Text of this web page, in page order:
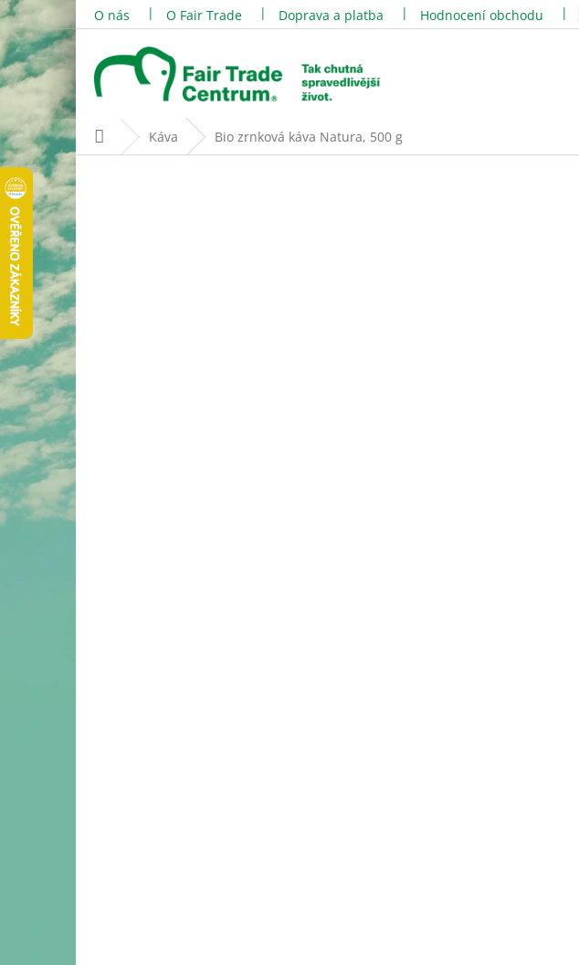
Přejít
na
obsah
O nás O Fair Trade Doprava a platba Hodnocení obchodu
Domů Káva Bio zrnková káva Natura, 500 g